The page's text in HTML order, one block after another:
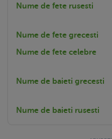
Nume de fete rusesti
Nume de fete grecesti
Nume de fete celebre
Nume de baieti grecesti
Nume de baieti rusesti